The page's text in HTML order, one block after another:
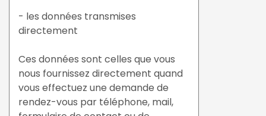
- les données transmises
directement
Ces données sont celles que vous
nous fournissez directement quand
vous effectuez une demande de
rendez-vous par téléphone, mail,